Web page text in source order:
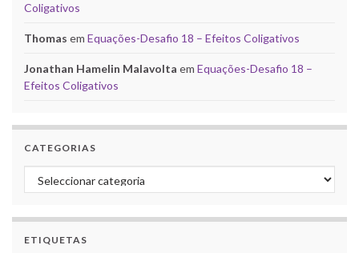
Coligativos
Thomas em Equações-Desafio 18 – Efeitos Coligativos
Jonathan Hamelin Malavolta em Equações-Desafio 18 –
Efeitos Coligativos
CATEGORIAS
Categorias
ETIQUETAS